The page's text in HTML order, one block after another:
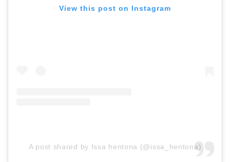
View this post on Instagram
A post shared by Issa hentona (@issa_hentona)